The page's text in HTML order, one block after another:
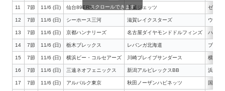
11 7節 11/6 (日) 仙台89ERS 千葉ジェッツ ゼビオ
12 7節 11/6 (日) シーホース三河 滋賀レイクスターズ ウィン
13 7節 11/6 (日) 京都ハンナリーズ 名古屋ダイヤモンドドルフィンズ ハンナ
14 7節 11/6 (日) 栃木ブレックス レバンガ北海道 ブレッ
15 7節 11/6 (日) 横浜ビー・コルセアーズ 川崎ブレイブサンダース 横浜国
16 7節 11/6 (日) 三遠ネオフェニックス 新潟アルビレックスBB 浜松ア
17 7節 11/6 (日) アルバルク東京 秋田ノーザンハピネッツ 国立代
スクロールできます